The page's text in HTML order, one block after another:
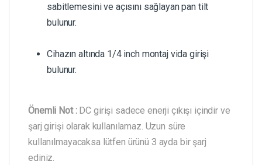
sabitlemesini ve açısını sağlayan pan tilt
bulunur.
Cihazın altında 1/4 inch montaj vida girişi
bulunur.
Önemli Not :DC girişi sadece enerji çıkışı içindir ve
şarj girişi olarak kullanılamaz. Uzun süre
kullanılmayacaksa lütfen ürünü 3 ayda bir şarj
ediniz.